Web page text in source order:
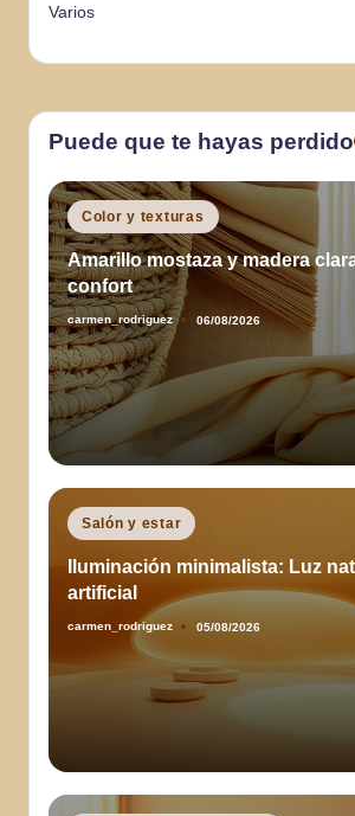
Varios
Puede que te hayas perdido
Publicado
en
Color y texturas
Amarillo mostaza y madera
confort
Publicado
por
carmen_rodriguez 06/08/2026
Publicado
Salón y estar
Iluminación minimalista: Luz
artificial
Publicado
carmen_rodriguez 05/08/2026